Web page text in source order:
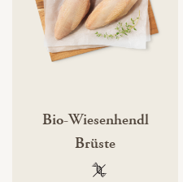
Bio-Wiesenhendl
Brüste
100 %